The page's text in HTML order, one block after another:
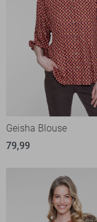
Geisha Blouse
79,99